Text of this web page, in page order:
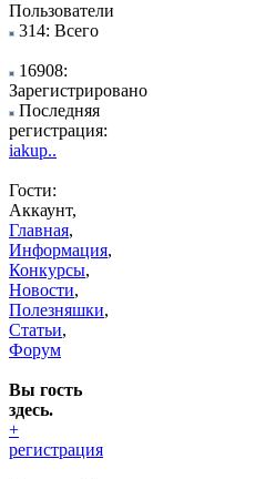
Пользователи
314: Всего
16908:
Зарегистрировано
Последняя
регистрация:
iakup..
Гости:
Аккаунт,
Главная,
Информация,
Конкурсы,
Новости,
Полезняшки,
Статьи,
Форум
Вы гость
здесь.
+
регистрация